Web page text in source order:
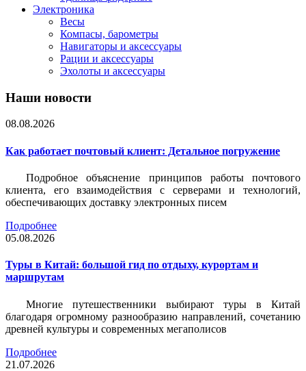
Электроника
Весы
Компасы, барометры
Навигаторы и аксессуары
Рации и аксессуары
Эхолоты и аксессуары
Наши новости
08.08.2026
Как работает почтовый клиент: Детальное погружение
Подробное объяснение принципов работы почтового
клиента, его взаимодействия с серверами и технологий,
обеспечивающих доставку электронных писем
Подробнее
05.08.2026
Туры в Китай: большой гид по отдыху, курортам и
маршрутам
Многие путешественники выбирают туры в Китай
благодаря огромному разнообразию направлений, сочетанию
древней культуры и современных мегаполисов
Подробнее
21.07.2026